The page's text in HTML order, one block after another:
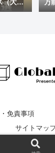
（大き
選
万
判
免責事項
サイトマッ
© 2016 Global